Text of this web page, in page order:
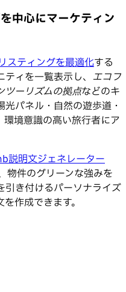
中心にマーケティン
スティングを最適化する
ィを一覧表示し、 エコフ
ツーリズムの拠点などのキ
パネル・自然の遊歩道・
環境意識の高い旅行者にア
説明文ジェネレーター
物件のグリーンな強みを
引き付けるパーソナライズ
作成できます。